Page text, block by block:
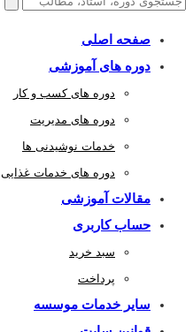
صفحه اصلی
دوره های آموزشی
دوره های کسب و کار
دوره های مدیریت
خدمات نوشیدنی ها
دوره های خدمات غذایی
مقالات آموزشی
حساب کاربری
سبد خرید
پرداخت
سایر خدمات موسسه